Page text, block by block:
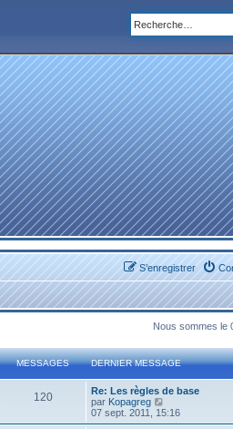
S’enregistrer
Nous sommes le
MESSAGES DERNIER MESSAGE
120
Re: Les règles de base
par Kopagreg
o
i
07 sept. 2011, 15:16